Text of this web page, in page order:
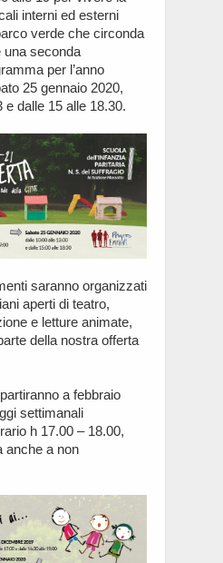
interni ed esterni
verde che circonda
una seconda
per l’anno
25 gennaio 2020,
e dalle 15 alle 18.30.
saranno organizzati
aperti di teatro,
e letture animate,
della nostra offerta
a febbraio
settimanali
h 17.00 – 18.00,
anche a non